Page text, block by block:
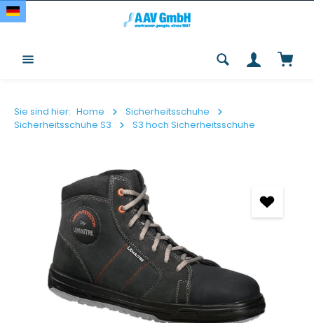
Zum Hauptinhalt springen
Sie sind hier: Home
Sicherheitsschuhe
Sicherheitsschuhe S3
S3 hoch Sicherheitsschuhe
Bildergalerie überspringen